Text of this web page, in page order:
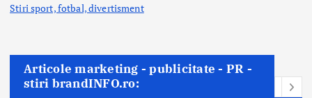
Stiri sport, fotbal,divertisment
Articole marketing - publicitate - PR -
stiri brandINFO.ro: